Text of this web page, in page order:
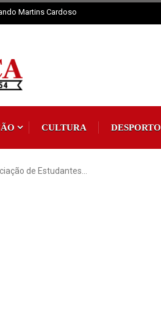
Cardoso
CULTURA DESPORTO
de Estudantes…